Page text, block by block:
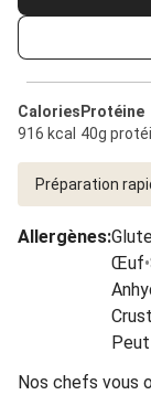
Calories
916 kcal
Protéine
40g
Préparation
Allergènes:
Œuf•
Nos chefs vous